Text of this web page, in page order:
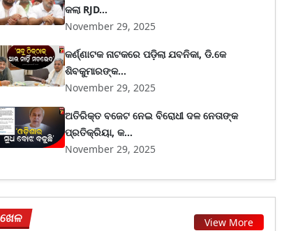
କଲା RJD...
November 29, 2025
କର୍ଣ୍ଣାଟକ ନାଟକରେ ପଡ଼ିଲା ଯବନିକା, ଡି.କେ
ଶିବକୁମାରଙ୍କ...
November 29, 2025
ଅତିରିକ୍ତ ବଜେଟ ନେଇ ବିରୋଧୀ ଦଳ ନେତାଙ୍କ
ପ୍ରତିକ୍ରିୟା, କ...
November 29, 2025
ଖେଳ View More